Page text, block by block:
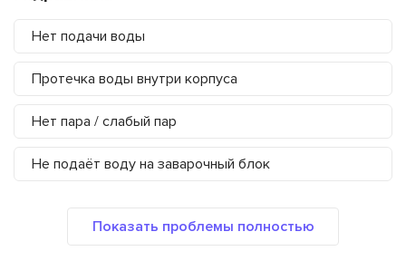
Нет подачи воды
Протечка воды внутри корпуса
Нет пара / слабый пар
Не подаёт воду на заварочный блок